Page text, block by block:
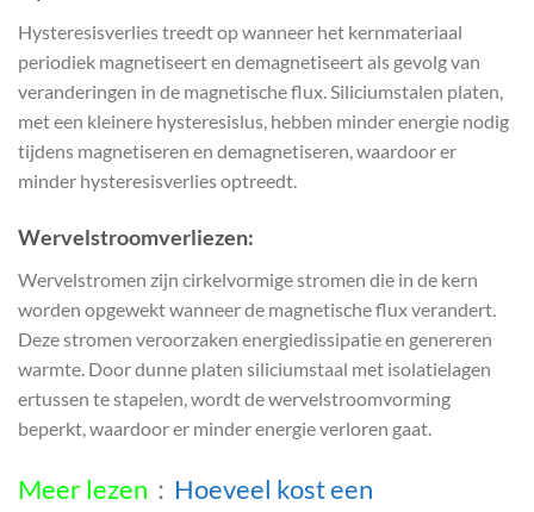
Hysteresisverlies treedt op wanneer het kernmateriaal
periodiek magnetiseert en demagnetiseert als gevolg van
veranderingen in de magnetische flux. Siliciumstalen platen,
met een kleinere hysteresislus, hebben minder energie nodig
tijdens magnetiseren en demagnetiseren, waardoor er
minder hysteresisverlies optreedt.
Wervelstroomverliezen:
Wervelstromen zijn cirkelvormige stromen die in de kern
worden opgewekt wanneer de magnetische flux verandert.
Deze stromen veroorzaken energiedissipatie en genereren
warmte. Door dunne platen siliciumstaal met isolatielagen
ertussen te stapelen, wordt de wervelstroomvorming
beperkt, waardoor er minder energie verloren gaat.
Meer lezen ： Hoeveel kost een